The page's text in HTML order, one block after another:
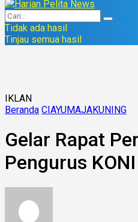
Tidak ada hasil
Tinjau semua hasil
IKLAN
Beranda CIAYUMAJAKUNING
Gelar Rapat
Pengurus